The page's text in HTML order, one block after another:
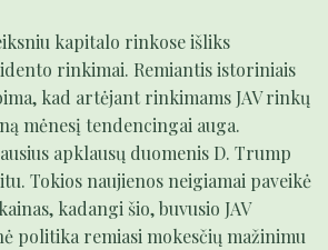
kapitalo rinkose išliks
rinkimai. Remiantis istoriniais
kad artėjant rinkimams JAV rinkų
mėnesį tendencingai auga.
apklausų duomenis D. Trump
Tokios naujienos neigiamai paveikė
kadangi šio, buvusio JAV
politika remiasi mokesčių mažinimu